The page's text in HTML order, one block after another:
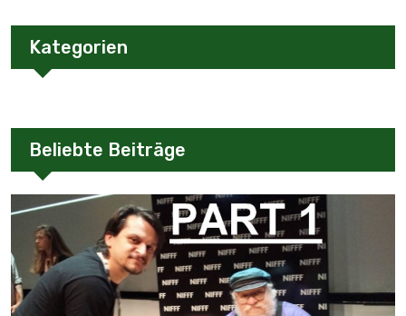
Kategorien
Beliebte Beiträge